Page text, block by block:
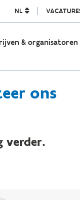
NL
& organisatoren
ons
verder.